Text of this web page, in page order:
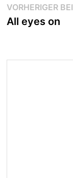
VORHERIGER
All eyes on